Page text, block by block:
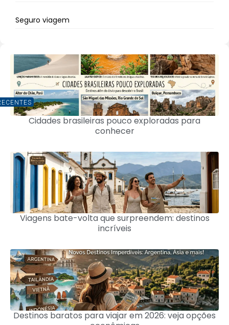
Seguro viagem
Cidades brasileiras pouco exploradas para
conhecer
Viagens bate-volta que surpreendem: destinos
incríveis
Destinos baratos para viajar em 2026: veja opções